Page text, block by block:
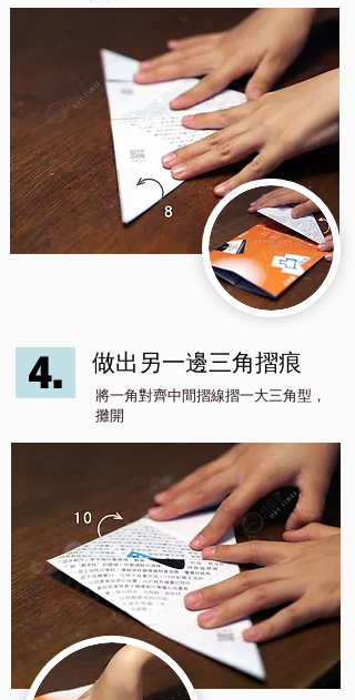
4. 做出另一邊三角摺痕
將一角對齊中間摺線摺一大三角型，
攤開